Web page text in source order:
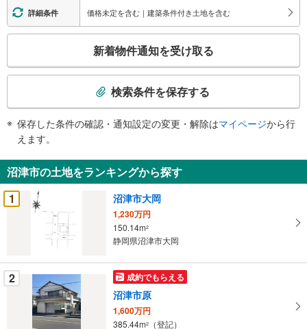
詳細条件 価格未定を含む｜建築条件付き土地を含む
検
知
を
受
け
条
件
新着物件通知を受け取る
検索条件を保存する
保存した条件の確認・通知設定の変更・解除はマイページから行
えます。
沼津市の土地をランキングから探す
1
沼津市大岡
1,230万円
150.14m2
静岡県沼津市大岡
2 成約でもらえる
沼津市原
1,600万円
385.44m2
（登記）